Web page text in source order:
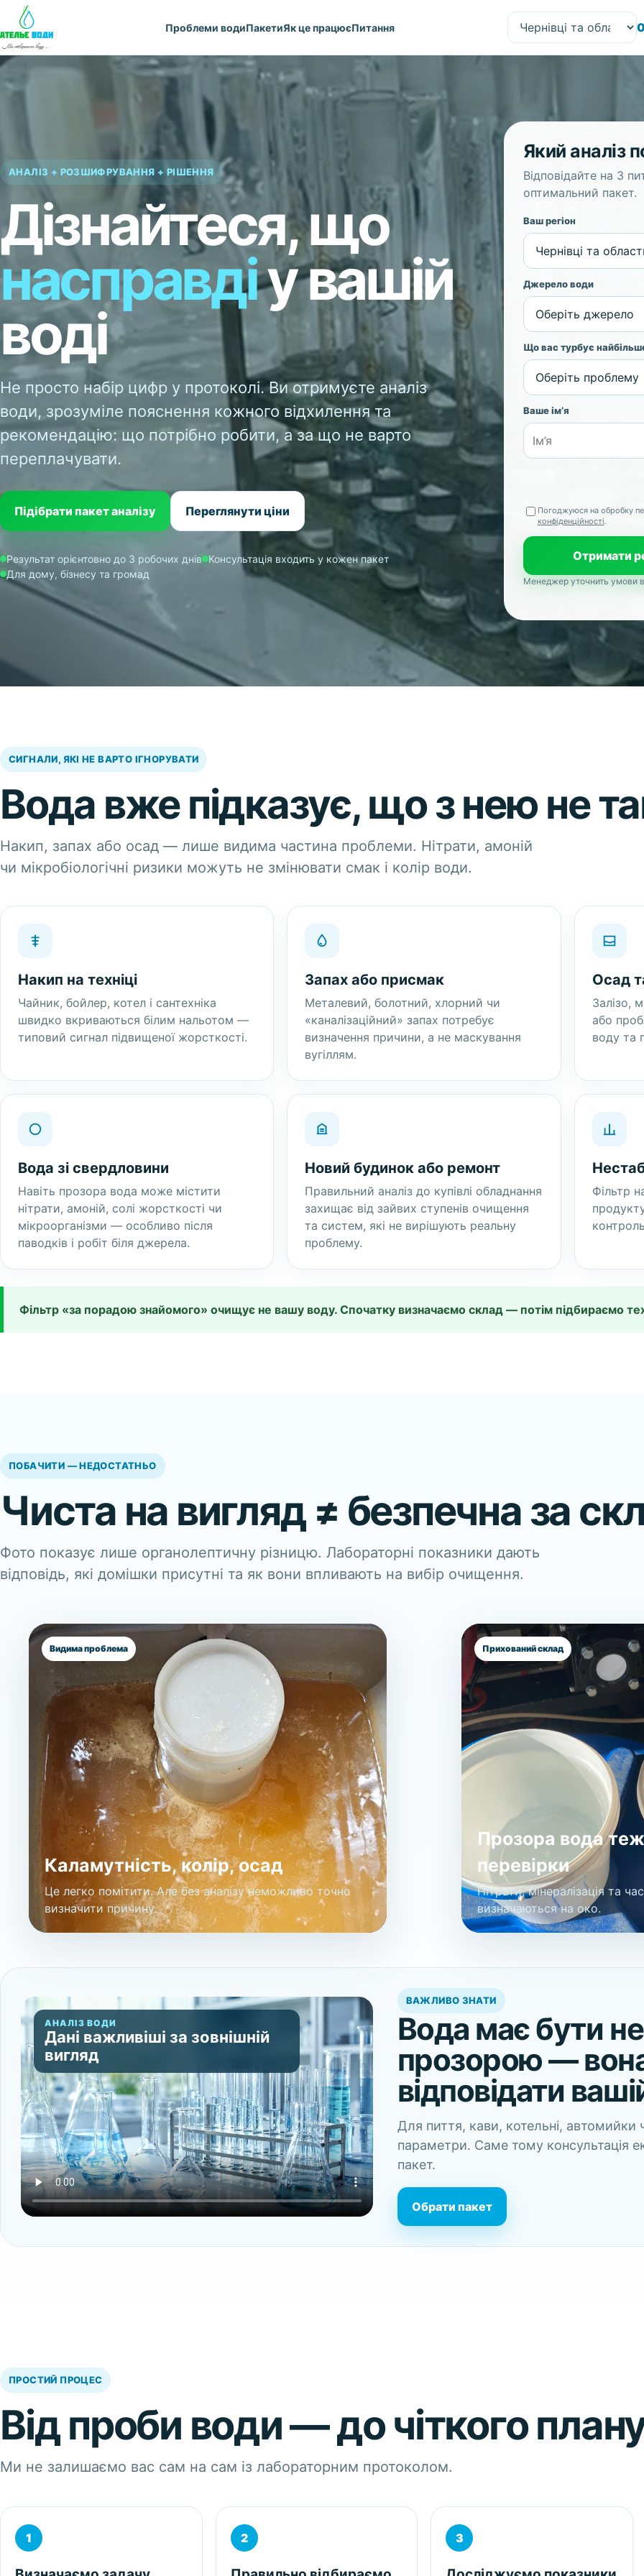
Проблеми водиПакетиЯк це працюєПитання
АНАЛІЗ + РОЗШИФРУВАННЯ + РІШЕННЯ
Дізнайтеся, що
насправдіу вашій
воді
Не просто набір цифр у протоколі. Ви отримуєте аналіз
води, зрозуміле пояснення кожного відхилення та
рекомендацію: що потрібно робити, а за що не варто
переплачувати.
Підібрати пакет аналізу Переглянути ціни
Результат орієнтовно до 3 робочих днів
Консультація входить у кожен пакет
Для дому, бізнесу та громад
Який аналіз
Відповідайте на 3
оптимальний пакет.
Ваш регіон
Джерело води
Що вас турбує
Ваше ім’я
Погоджуюся на обробку
конфіденційності.
Отримати
Менеджер уточнить умови
СИГНАЛИ, ЯКІ НЕ ВАРТО ІГНОРУВАТИ
Вода вже підказує, що з нею не
Накип, запах або осад — лише видима частина проблеми. Нітрати, амоній
чи мікробіологічні ризики можуть не змінювати смак і колір води.
Накип на техніці
Чайник, бойлер, котел і сантехніка
швидко вкриваються білим нальотом —
типовий сигнал підвищеної жорсткості.
Запах або присмак
Металевий, болотний, хлорний чи
«каналізаційний» запах потребує
визначення причини, а не маскування
вугіллям.
Осад
Залізо,
або
воду та
Вода зі свердловини
Навіть прозора вода може містити
нітрати, амоній, солі жорсткості чи
мікроорганізми — особливо після
паводків і робіт біля джерела.
Новий будинок або ремонт
Правильний аналіз до купівлі обладнання
захищає від зайвих ступенів очищення
та систем, які не вирішують реальну
проблему.
Фільтр
Фільтр «за порадою знайомого» очищує не вашу воду. Спочатку визначаємо склад — потім підбираємо
ПОБАЧИТИ — НЕДОСТАТНЬО
Чиста на вигляд ≠ безпечна за
Фото показує лише органолептичну різницю. Лабораторні показники дають
відповідь, які домішки присутні та як вони впливають на вибір очищення.
Видима проблема
Каламутність, колір, осад
Це легко помітити. Але без аналізу неможливо точно
визначити причину.
Прихований склад
Прозора вода
перевірки
Нітрати, мінералізація та
визначаються на око.
АНАЛІЗ ВОДИ
Дані важливіші за зовнішній
вигляд
ВАЖЛИВО ЗНАТИ
Вода має бути
прозорою —
відповідати
Для пиття, кави, котельні, автомийки
параметри. Саме тому консультація
пакет.
Обрати пакет
ПРОСТИЙ ПРОЦЕС
Від проби води — до чіткого
Ми не залишаємо вас сам на сам із лабораторним протоколом.